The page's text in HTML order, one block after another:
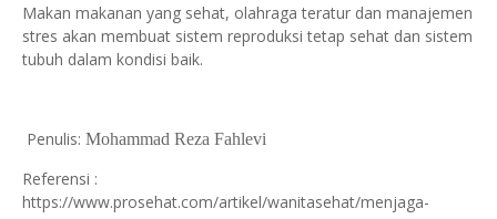
Makan makanan yang sehat, olahraga teratur dan manajemen
stres akan membuat sistem reproduksi tetap sehat dan sistem
tubuh dalam kondisi baik.
Penulis: Mohammad Reza Fahlevi
Referensi :
https://www.prosehat.com/artikel/wanitasehat/menjaga-